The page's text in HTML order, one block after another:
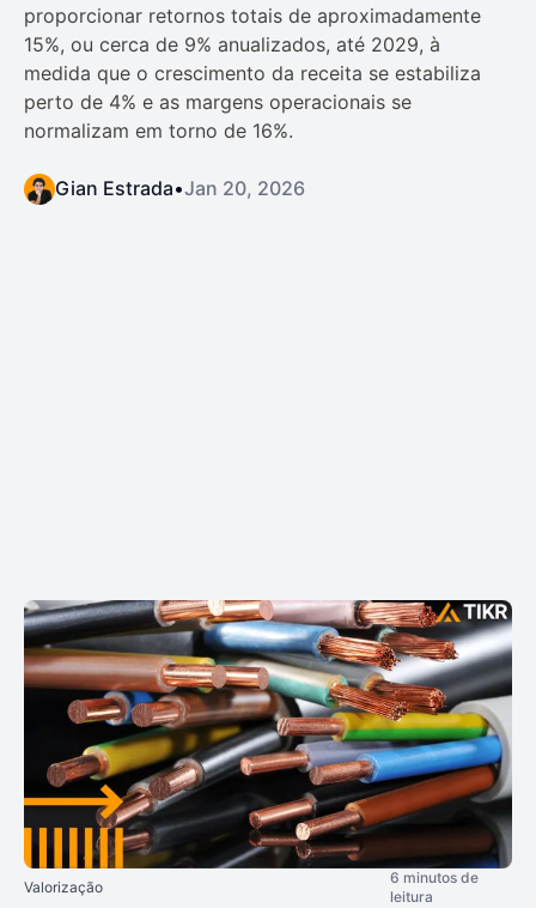
proporcionar retornos totais de aproximadamente
15%, ou cerca de 9% anualizados, até 2029, à
medida que o crescimento da receita se estabiliza
perto de 4% e as margens operacionais se
normalizam em torno de 16%.
Gian Estrada•Jan 20, 2026
Valorização
6 minutos de
leitura